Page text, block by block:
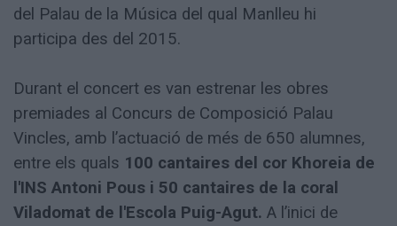
del Palau de la Música del qual Manlleu hi
participa des del 2015.
Durant el concert es van estrenar les obres
premiades al Concurs de Composició Palau
Vincles, amb l’actuació de més de 650 alumnes,
entre els quals 100 cantaires del cor Khoreia de
l'INS Antoni Pous i 50 cantaires de la coral
Viladomat de l'Escola Puig-Agut. A l’inici de